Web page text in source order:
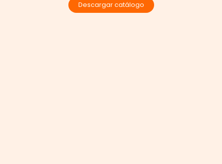
Descargar catálogo